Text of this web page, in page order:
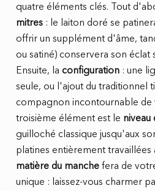
quatre éléments clés. Tout
mitres : le laiton doré se
offrir un supplément d'âme,
ou satiné) conservera son éclat
Ensuite, laconfiguration : une
seule, ou l'ajout du traditionnel
compagnon incontournable de
troisième élément est le niveau
guilloché classique jusqu'aux
platines entièrement travaillées
matière du manche fera de
unique : laissez-vous charmer